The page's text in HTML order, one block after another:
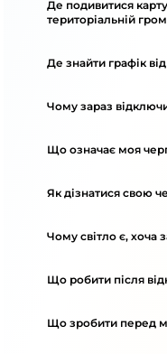
Де подивитися
територіальній
Де знайти графік
Чому зараз
Що означає моя
Як дізнатися свою
Чому світло є, хоча
Що робити після
Що зробити перед